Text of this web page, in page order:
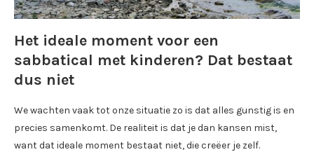
Het ideale moment voor een
sabbatical met kinderen? Dat bestaat
dus niet
We wachten vaak tot onze situatie zo is dat alles gunstig is en
precies samenkomt. De realiteit is dat je dan kansen mist,
want dat ideale moment bestaat niet, die creëer je zelf.